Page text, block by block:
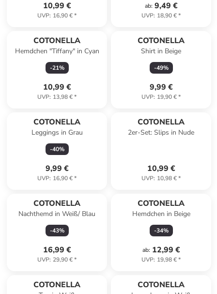
10,99 €
UVP: 16,90 €*
ab: 9,49 €
UVP: 18,90 €*
COTONELLA
Hemdchen "Tiffany" in Cyan
-21%
10,99 €
UVP: 13,98 €*
COTONELLA
Shirt in Beige
-49%
9,99 €
UVP: 19,90 €*
COTONELLA
Leggings in Grau
-40%
9,99 €
UVP: 16,90 €*
COTONELLA
2er-Set: Slips in Nude
10,99 €
UVP: 10,98 €*
COTONELLA
Nachthemd in Weiß/ Blau
-43%
16,99 €
UVP: 29,90 €*
COTONELLA
Hemdchen in Beige
-34%
ab: 12,99 €
UVP: 19,98 €*
COTONELLA COTONELLA